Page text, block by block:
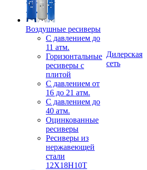
Воздушные ресиверы
С давлением до
11 атм.
Горизонтальные
ресиверы с
плитой
С давлением от
16 до 21 атм.
С давлением до
40 атм.
Оцинкованные
ресиверы
Ресиверы из
нержавеющей
стали
12Х18Н10Т
Дилерская
сеть